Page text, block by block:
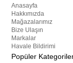
Anasayfa
Hakkımızda
Mağazalarımız
Bize Ulaşın
Markalar
Havale Bildirimi
Popüler